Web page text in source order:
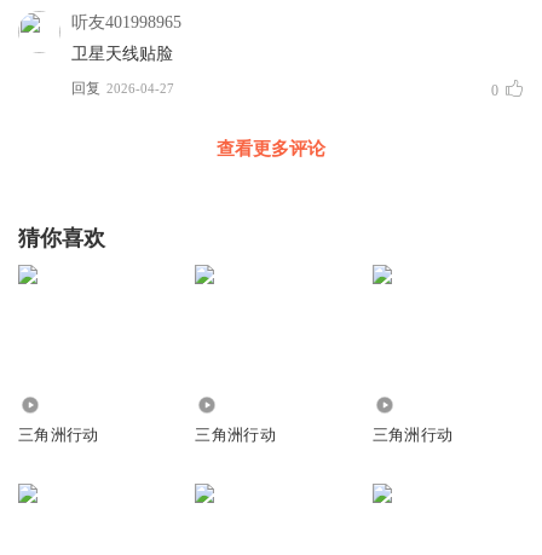
听友401998965
卫星天线贴脸
回复 2026-04-27 0
查看更多评论
猜你喜欢
三角洲行动 三角洲行动 三角洲行动